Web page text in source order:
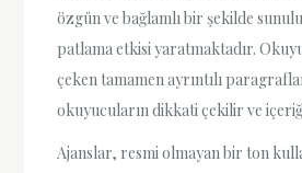
özgün ve bağlamlı bir şekilde
patlama etkisi yaratmaktadır.
çeken tamamen ayrıntılı
okuyucuların dikkati çekilir ve
Ajanslar, resmi olmayan bir ton